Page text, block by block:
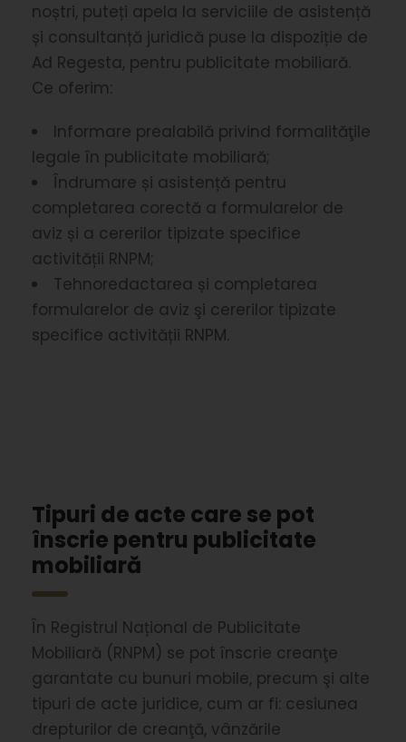
noștri, puteți apela la serviciile de asistență
și consultanță juridică puse la dispoziție de
Ad Regesta, pentru publicitate mobiliară.
Ce oferim:
Informare prealabilă privind formalităţile
legale în publicitate mobiliară;
Îndrumare și asistență pentru
completarea corectă a formularelor de
aviz și a cererilor tipizate specifice
activității RNPM;
Tehnoredactarea și completarea
formularelor de aviz şi cererilor tipizate
specifice activității RNPM.
Tipuri de acte care se pot
înscrie pentru publicitate
mobiliară
În Registrul Național de Publicitate
Mobiliară (RNPM) se pot înscrie creanţe
garantate cu bunuri mobile, precum şi alte
tipuri de acte juridice, cum ar fi: cesiunea
drepturilor de creanţă, vânzările